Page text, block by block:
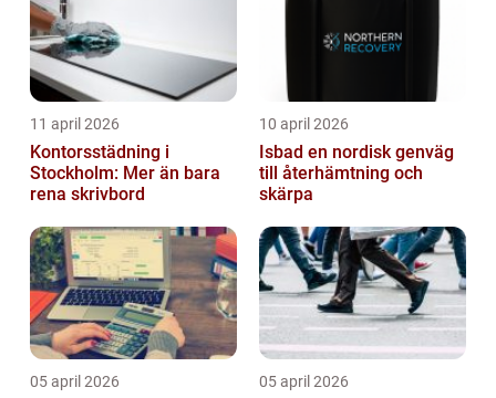
11 april 2026
Kontorsstädning i
Stockholm: Mer än bara
rena skrivbord
10 april 2026
Isbad en nordisk genväg
till återhämtning och
skärpa
05 april 2026 05 april 2026